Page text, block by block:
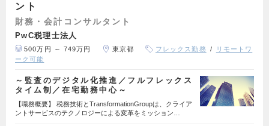
ント
財務・会計コンサルタント
PwC税理士法人
500万円 ～ 749万円 東京都 フレックス勤務
リモートワ
ーク可能
～監査のデジタル化推進／フルフレックス
タイム制／在宅勤務中心～
【職務概要】 税務技術とTransformationGroupは、クライア
ントサービスのテクノロジーによる変革をミッション…